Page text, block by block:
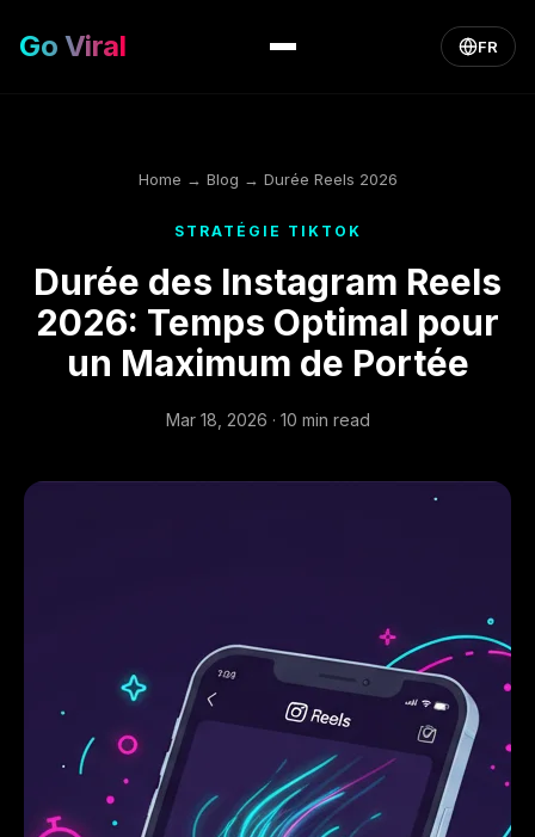
Go Viral FR
Home → Blog → Durée Reels 2026
STRATÉGIE TIKTOK
Durée des Instagram Reels
2026: Temps Optimal pour
un Maximum de Portée
Mar 18, 2026 · 10 min read